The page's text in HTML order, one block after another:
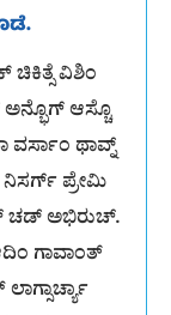
ಚಿಕಿತ್ಸೆ ವಿಶಿಂ
ಆಸ್ಚೊ
ಥಾವ್ನ್
ನಿಸರ್ಗ್ ಪ್ರೇಮಿ
ಚಡ್ ಅಭಿರುಚ್.
ಗಾವಾಂತ್